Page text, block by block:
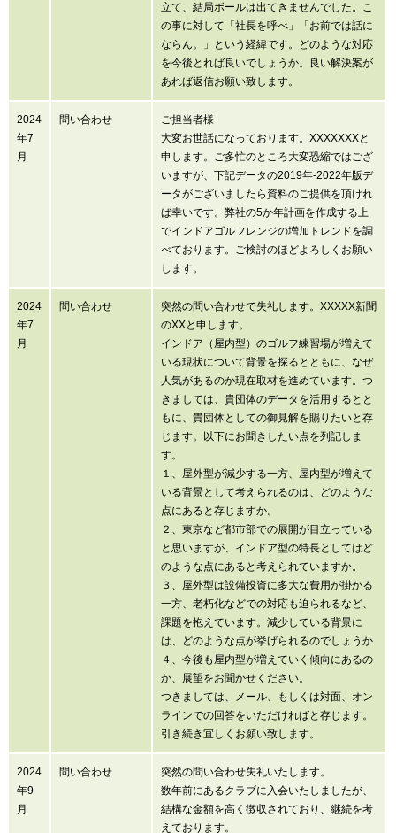
立て、結局ボールは出てきませんでした。こ
の事に対して「社長を呼べ」「お前では話に
ならん。」という経緯です。どのような対応
を今後とれば良いでしょうか。良い解決案が
あれば返信お願い致します。
2024
年7
月
問い合わせ
ご担当者様
大変お世話になっております。XXXXXXXと
申します。ご多忙のところ大変恐縮ではござ
いますが、下記データの2019年-2022年版デ
ータがございましたら資料のご提供を頂けれ
ば幸いです。弊社の5か年計画を作成する上
でインドアゴルフレンジの増加トレンドを調
べております。ご検討のほどよろしくお願い
します。
2024
年7
月
問い合わせ
突然の問い合わせで失礼します。XXXXX新聞
のXXと申します。
インドア（屋内型）のゴルフ練習場が増えて
いる現状について背景を探るとともに、なぜ
人気があるのか現在取材を進めています。つ
きましては、貴団体のデータを活用するとと
もに、貴団体としての御見解を賜りたいと存
じます。以下にお聞きしたい点を列記しま
す。
１、屋外型が減少する一方、屋内型が増えて
いる背景として考えられるのは、どのような
点にあると存じますか。
２、東京など都市部での展開が目立っている
と思いますが、インドア型の特長としてはど
のような点にあると考えられていますか。
３、屋外型は設備投資に多大な費用が掛かる
一方、老朽化などでの対応も迫られるなど、
課題を抱えています。減少している背景に
は、どのような点が挙げられるのでしょうか
４、今後も屋内型が増えていく傾向にあるの
か、展望をお聞かせください。
つきましては、メール、もしくは対面、オン
ラインでの回答をいただければと存じます。
引き続き宜しくお願い致します。
2024
年9
月
問い合わせ
突然の問い合わせ失礼いたします。
数年前にあるクラブに入会いたしましたが、
結構な金額を高く徴収されており、継続を考
えております。